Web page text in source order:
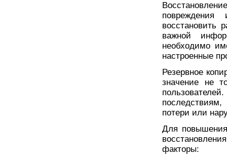
повреждения
восстановить
важной
необходимо
настроенные
Резервное
значение не
потери или
Для повышения
факторы: